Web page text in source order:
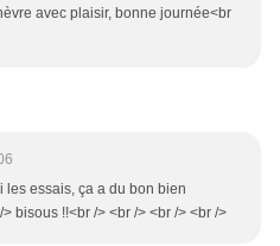
avec plaisir, bonne journée<br
les essais, ça a du bon bien
bisous !!<br /> <br /> <br /> <br />